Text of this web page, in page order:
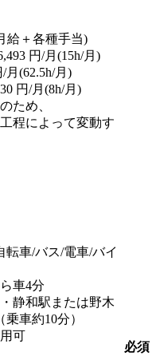
給＋各種手当)
円/月(15h/月)
月(62.5h/月)
円/月(8h/月)
ため、
程によって変動す
転車/バス/電車/バイ
車4分
静和駅または野木
車約10分）
可
必須